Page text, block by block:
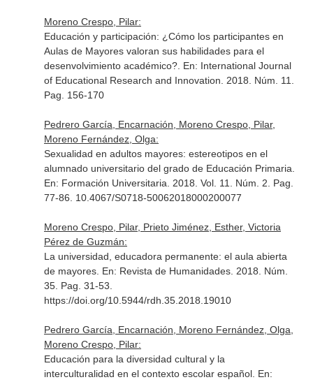
Moreno Crespo, Pilar:
Educación y participación: ¿Cómo los participantes en
Aulas de Mayores valoran sus habilidades para el
desenvolvimiento académico?. En: International Journal
of Educational Research and Innovation . 2018. Núm. 11.
Pag. 156-170
Pedrero García, Encarnación, Moreno Crespo, Pilar,
Moreno Fernández, Olga:
Sexualidad en adultos mayores: estereotipos en el
alumnado universitario del grado de Educación Primaria.
En: Formación Universitaria . 2018. Vol. 11. Núm. 2. Pag.
77-86. 10.4067/S0718-50062018000200077
Moreno Crespo, Pilar, Prieto Jiménez, Esther, Victoria
Pérez de Guzmán:
La universidad, educadora permanente: el aula abierta
de mayores. En: Revista de Humanidades. 2018. Núm.
35. Pag. 31-53.
https://doi.org/10.5944/rdh.35.2018.19010
Pedrero García, Encarnación, Moreno Fernández, Olga,
Moreno Crespo, Pilar:
Educación para la diversidad cultural y la
interculturalidad en el contexto escolar español. En: